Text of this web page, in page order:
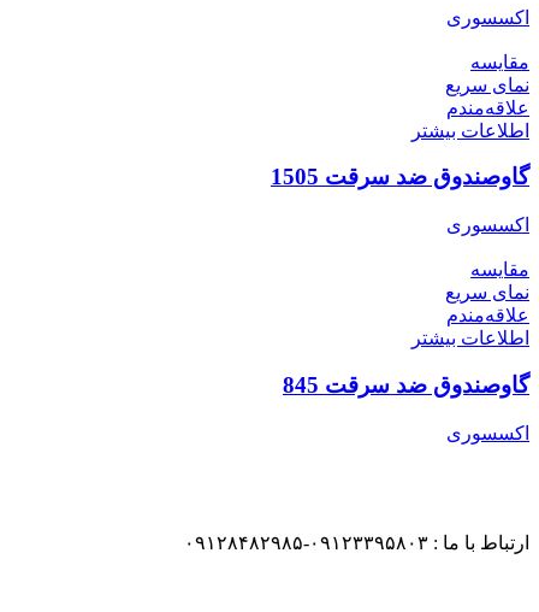
اکسسوری
مقایسه
نمای سریع
علاقه‌مندم
اطلاعات بیشتر
گاوصندوق ضد سرقت 1505
اکسسوری
مقایسه
نمای سریع
علاقه‌مندم
اطلاعات بیشتر
گاوصندوق ضد سرقت 845
اکسسوری
ارتباط با ما : ۰۹۱۲۳۳۹۵۸۰۳-۰۹۱۲۸۴۸۲۹۸۵